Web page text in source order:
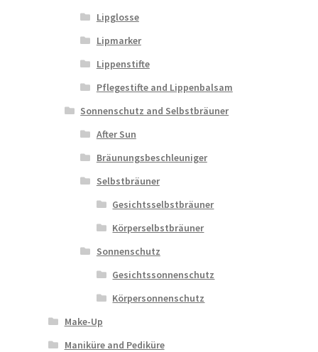
Lipglosse
Lipmarker
Lippenstifte
Pflegestifte and Lippenbalsam
Sonnenschutz and Selbstbräuner
After Sun
Bräunungsbeschleuniger
Selbstbräuner
Gesichtsselbstbräuner
Körperselbstbräuner
Sonnenschutz
Gesichtssonnenschutz
Körpersonnenschutz
Make-Up
Maniküre and Pediküre